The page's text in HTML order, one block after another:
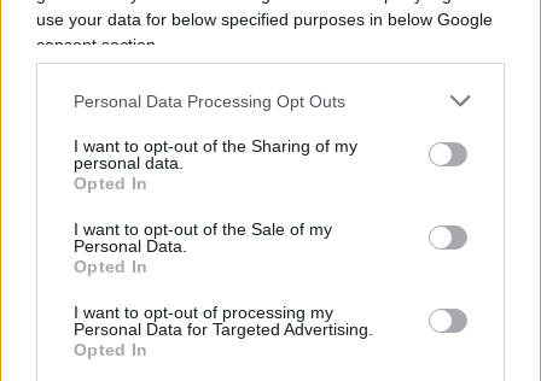
use your data for below specified purposes in below Google
consent section.
Personal Data Processing Opt Outs
I want to opt-out of the Sharing of my
personal data.
Opted In
I want to opt-out of the Sale of my
Personal Data.
Opted In
I want to opt-out of processing my
Personal Data for Targeted Advertising.
Opted In
potenziali legami con il gruppo . ConSirajuddin
Haqqanilibero di muoversi e l’ISKP attivo, la
alle implicazioni di queste alleanze e ai rischi di
una crescente minaccia terroristica globale.
L’appello di al Qaeda
A complicare ulteriormente la situazione c’è
l’ultimo numero diffuso da
mediatica ufficiale del nucleo dirigente diAl-
con sede in Pakistan e Afghanistan, dal